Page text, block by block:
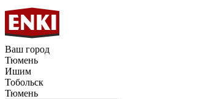
Ваш город
Тюмень
Ишим
Тобольск
Тюмень